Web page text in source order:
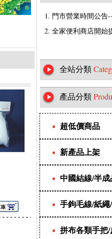
1. 門市營業時間公告
2. 全家便利商店開始
全站分類
產品分類
超低價商品
新產品上架
中國結線/半
手鉤毛線/紙
拼布各類手把